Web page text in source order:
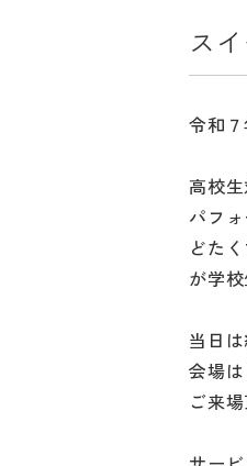
ス
令和
高校
パフ
どた
が学
当日
会場
ご来